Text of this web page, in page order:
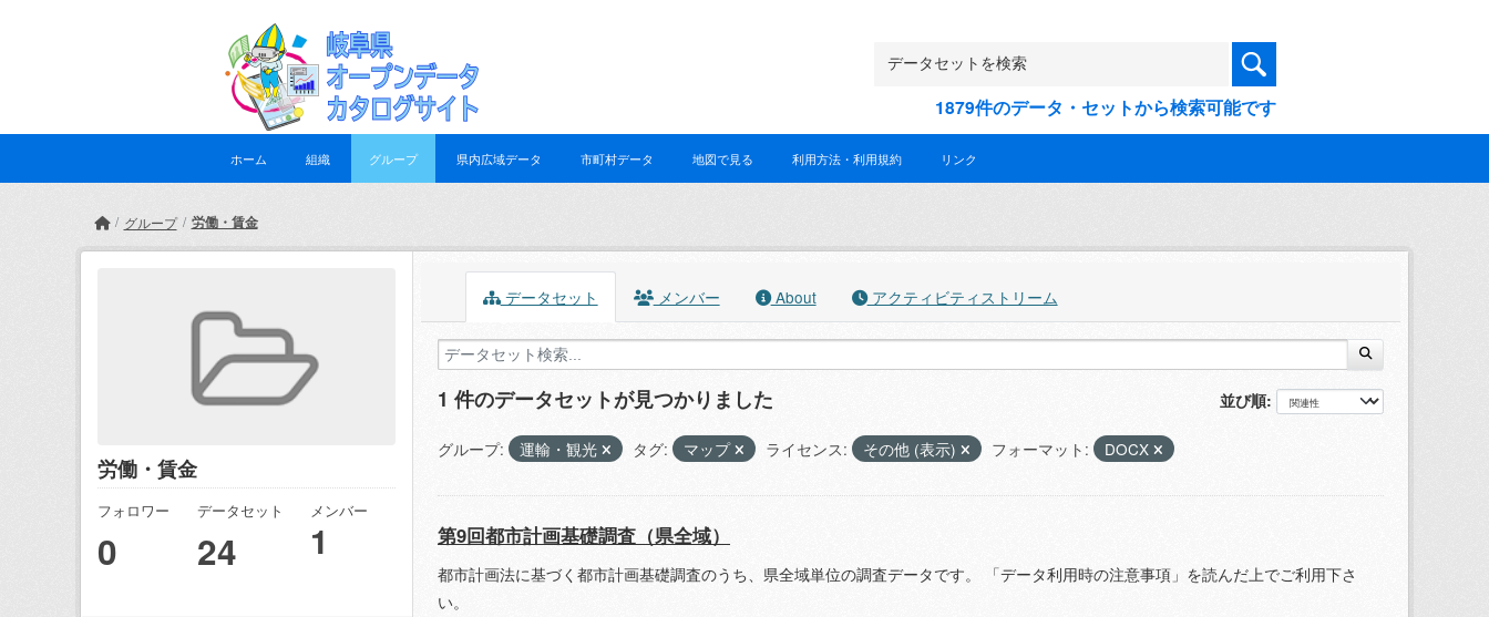
1879件のデータ・セットから検索可能です
ホーム 組織 グループ 県内広域データ 市町村データ 地図で見る 利用方法・利用規約 リンク
グループ 労働・賃金
労働・賃金
フォロワー
0
データセット
24
メンバー
1
データセット メンバー About アクティビティストリーム
並び順
1 件のデータセットが見つかりました
グループ: 運輸・観光 タグ: マップ ライセンス: その他 (表示) フォーマット: DOCX
第9回都市計画基礎調査（県全域）
都市計画法に基づく都市計画基礎調査のうち、県全域単位の調査データです。 「データ利用時の注意事項」を読んだ上でご利用下さ
い。